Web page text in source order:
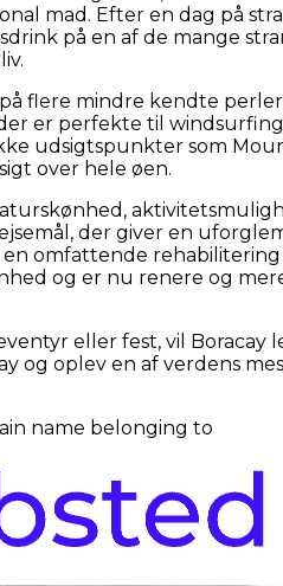
mad. Efter en dag på
på en af de mange
flere mindre kendte
er perfekte til
udsigtspunkter som
over hele øen.
der giver en
omfattende rehabilitering
og er nu renere og
eller fest, vil Boracay
og oplev en af verdens
name belonging to